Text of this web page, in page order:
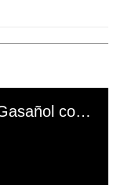
El mal momento de Yanina Gasañol con un hincha argentino en "Subrayado"